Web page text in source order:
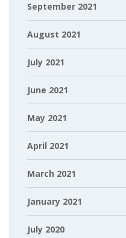
September 2021
August 2021
July 2021
June 2021
May 2021
April 2021
March 2021
January 2021
July 2020